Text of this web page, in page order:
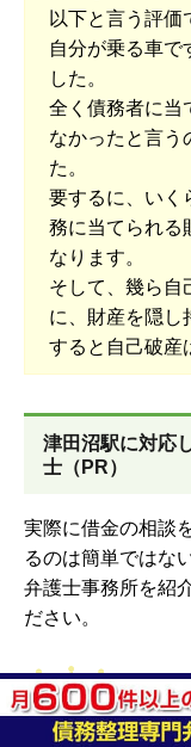
以下と言う評価
自分が乗る車で
した。
全く債務者に当
なかったと言う
た。
要するに、いく
務に当てられる
なります。
そして、幾ら自
に、財産を隠し
すると自己破産
津田沼駅に対応
士（PR）
実際に借金の相談
るのは簡単ではな
弁護士事務所を紹
ださい。
サンク